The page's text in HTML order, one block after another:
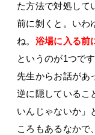
た方法で対処して
前に剝くと。いわ
ね。 浴場に入る前
というのが1つで
先生からお話があ
逆に隠しているこ
いんじゃないか」
ころもあるなかで